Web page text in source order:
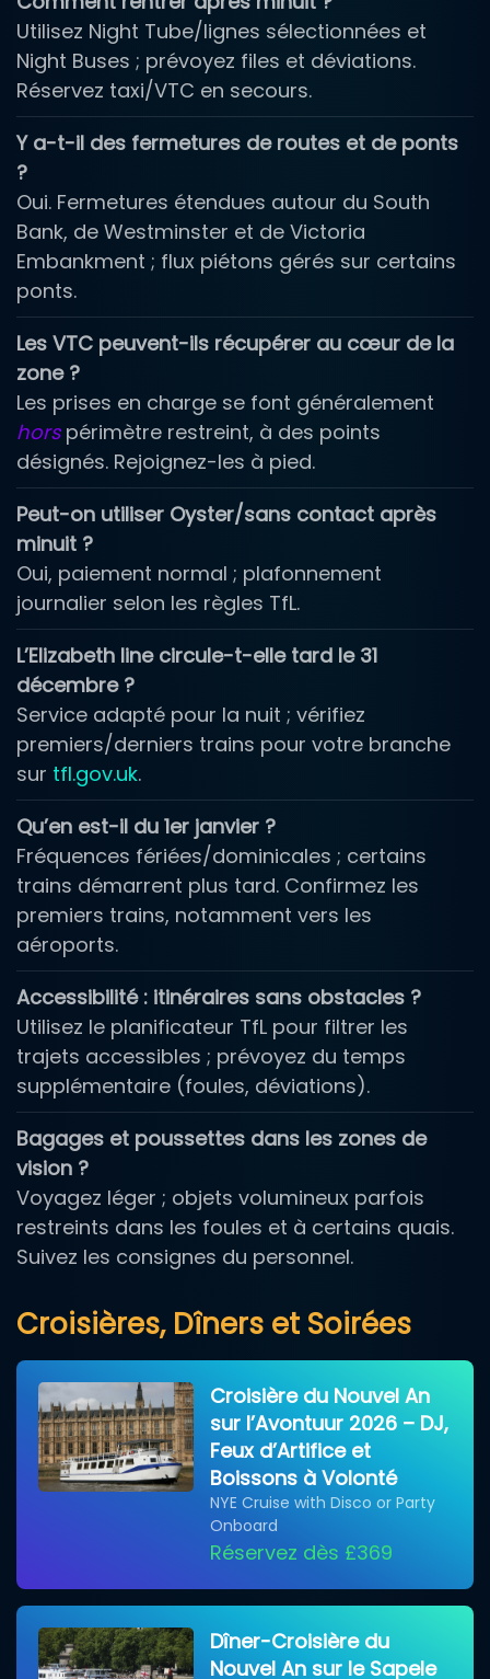
Utilisez Night Tube/lignes sélectionnées et
Night Buses ; prévoyez files et déviations.
Réservez taxi/VTC en secours.
Y a-t-il des fermetures de routes et de ponts
?
Oui. Fermetures étendues autour du South
Bank, de Westminster et de Victoria
Embankment ; flux piétons gérés sur certains
ponts.
Les VTC peuvent-ils récupérer au cœur de la
zone ?
Les prises en charge se font généralement
horspérimètre restreint, à des points
désignés. Rejoignez-les à pied.
Peut-on utiliser Oyster/sans contact après
minuit ?
Oui, paiement normal ; plafonnement
journalier selon les règles TfL.
L’Elizabeth line circule-t-elle tard le 31
décembre ?
Service adapté pour la nuit ; vérifiez
premiers/derniers trains pour votre branche
sur tfl.gov.uk.
Qu’en est-il du 1er janvier ?
Fréquences fériées/dominicales ; certains
trains démarrent plus tard. Confirmez les
premiers trains, notamment vers les
aéroports.
Accessibilité : itinéraires sans obstacles ?
Utilisez le planificateur TfL pour filtrer les
trajets accessibles ; prévoyez du temps
supplémentaire (foules, déviations).
Bagages et poussettes dans les zones de
vision ?
Voyagez léger ; objets volumineux parfois
restreints dans les foules et à certains quais.
Suivez les consignes du personnel.
Croisières, Dîners et Soirées
Croisière du Nouvel An
sur l’Avontuur 2026 – DJ,
Feux d’Artifice et
Boissons à Volonté
NYE Cruise with Disco or Party
Onboard
Réservez dès £369
Dîner-Croisière du
Nouvel An sur le Sapele